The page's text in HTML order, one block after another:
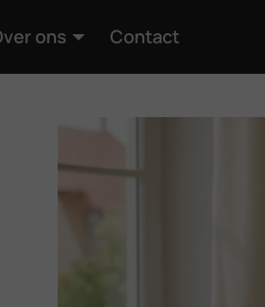
ons Contact